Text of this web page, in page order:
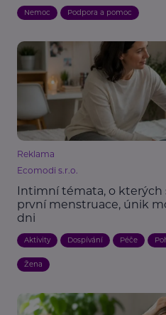
Nemoc Podpora a pomoc
Reklama
Ecomodi s.r.o.
Intimní témata, o
první menstruace, únik
dni
Aktivity Dospívání Péče
Žena